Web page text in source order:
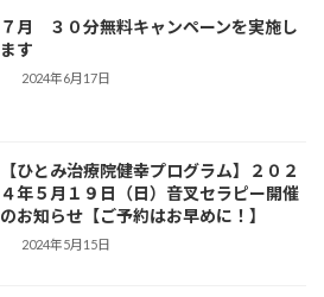
７月 ３０分無料キャンペーンを実施し
ます
2024年6月17日
【ひとみ治療院健幸プログラム】２０２
４年５月１９日（日）音叉セラピー開催
のお知らせ【ご予約はお早めに！】
2024年5月15日